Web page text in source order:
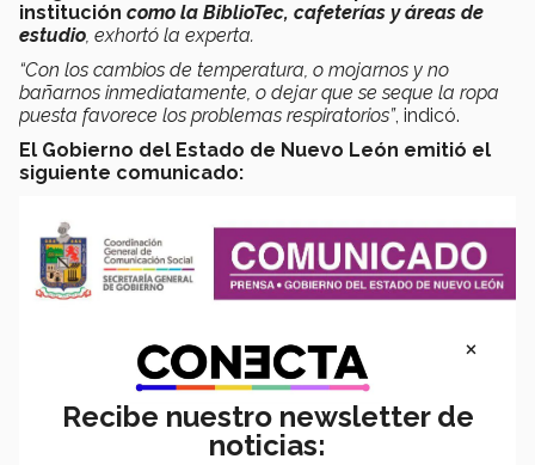
institución como la BiblioTec, cafeterías y áreas de
estudio , exhortó la experta.
“Con los cambios de temperatura, o mojarnos y no
bañarnos inmediatamente, o dejar que se seque la ropa
puesta favorece los problemas respiratorios”, indicó.
El Gobierno del Estado de Nuevo León emitió el
siguiente comunicado:
×
Recibe nuestro newsletter de
noticias: